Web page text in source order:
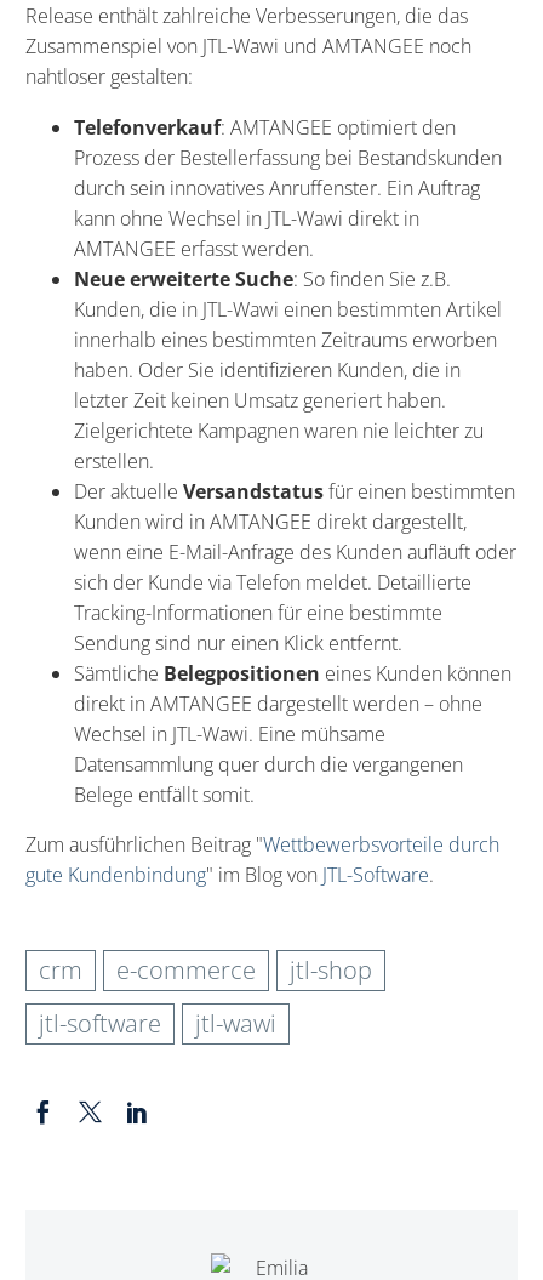
Release enthält zahlreiche Verbesserungen, die das
Zusammenspiel von JTL-Wawi und AMTANGEE noch
nahtloser gestalten:
Telefonverkauf: AMTANGEE optimiert den
Prozess der Bestellerfassung bei Bestandskunden
durch sein innovatives Anruffenster. Ein Auftrag
kann ohne Wechsel in JTL-Wawi direkt in
AMTANGEE erfasst werden.
Neue erweiterte Suche: So finden Sie z.B.
Kunden, die in JTL-Wawi einen bestimmten Artikel
innerhalb eines bestimmten Zeitraums erworben
haben. Oder Sie identifizieren Kunden, die in
letzter Zeit keinen Umsatz generiert haben.
Zielgerichtete Kampagnen waren nie leichter zu
erstellen.
Der aktuelle Versandstatusfür einen bestimmten
Kunden wird in AMTANGEE direkt dargestellt,
wenn eine E-Mail-Anfrage des Kunden aufläuft oder
sich der Kunde via Telefon meldet. Detaillierte
Tracking-Informationen für eine bestimmte
Sendung sind nur einen Klick entfernt.
Sämtliche Belegpositionen eines Kunden können
direkt in AMTANGEE dargestellt werden – ohne
Wechsel in JTL-Wawi. Eine mühsame
Datensammlung quer durch die vergangenen
Belege entfällt somit.
Zum ausführlichen Beitrag "Wettbewerbsvorteile durch
gute Kundenbindung" im Blog von JTL-Software.
crm e-commerce
jtl-shop
jtl-software
jtl-wawi